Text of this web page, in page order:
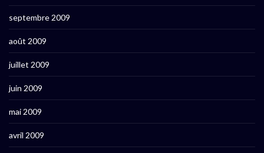
septembre 2009
août 2009
juillet 2009
juin 2009
mai 2009
avril 2009